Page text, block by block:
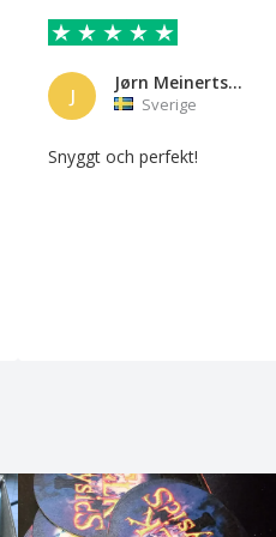
J
Jørn Meinertsen
Sverige
Snyggt och perfekt!